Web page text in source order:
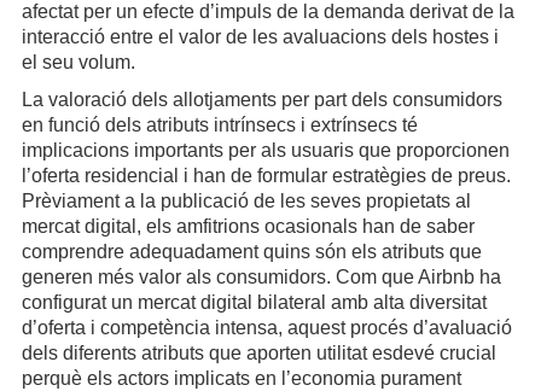
afectat per un efecte d’impuls de la demanda derivat de la
interacció entre el valor de les avaluacions dels hostes i
el seu volum.
La valoració dels allotjaments per part dels consumidors
en funció dels atributs intrínsecs i extrínsecs té
implicacions importants per als usuaris que proporcionen
l’oferta residencial i han de formular estratègies de preus.
Prèviament a la publicació de les seves propietats al
mercat digital, els amfitrions ocasionals han de saber
comprendre adequadament quins són els atributs que
generen més valor als consumidors. Com que Airbnb ha
configurat un mercat digital bilateral amb alta diversitat
d’oferta i competència intensa, aquest procés d’avaluació
dels diferents atributs que aporten utilitat esdevé crucial
perquè els actors implicats en l’economia purament